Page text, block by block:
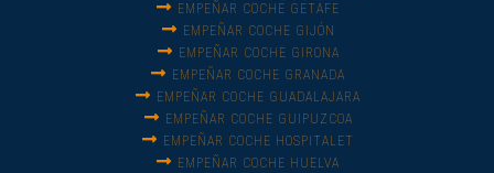
EMPEÑAR COCHE GETAFE
EMPEÑAR COCHE GIJÓN
EMPEÑAR COCHE GIRONA
EMPEÑAR COCHE GRANADA
EMPEÑAR COCHE GUADALAJARA
EMPEÑAR COCHE GUIPUZCOA
EMPEÑAR COCHE HOSPITALET
EMPEÑAR COCHE HUELVA